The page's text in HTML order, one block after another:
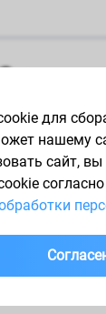
по
слишком
и
нереальную
для
нашему
сайт, вы